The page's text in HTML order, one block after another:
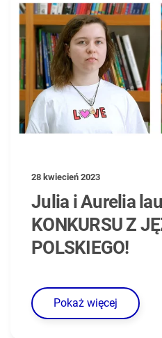
28 kwiecień 2023
Julia i Aurelia
KONKURSU Z
POLSKIEGO!
Pokaż więcej